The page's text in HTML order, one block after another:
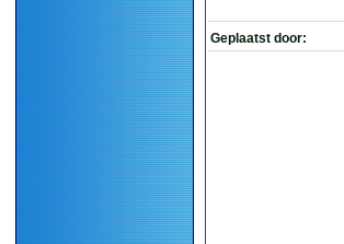
Geplaatst door: